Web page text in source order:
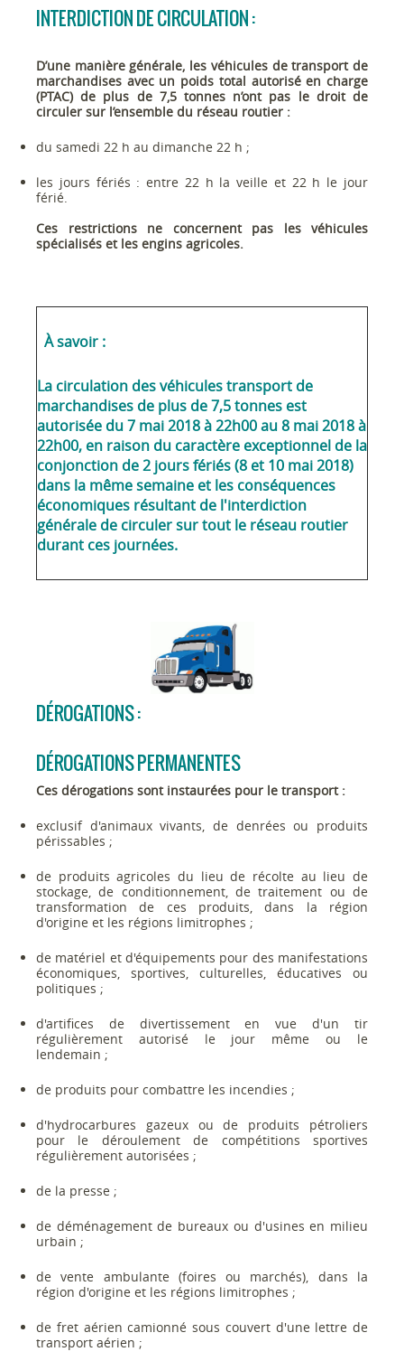
INTERDICTION DE CIRCULATION :
D’une manière générale, les véhicules de transport de
marchandises avec un poids total autorisé en charge
(PTAC) de plus de 7,5 tonnes n’ont pas le droit de
circuler sur l’ensemble du réseau routier :
du samedi 22 h au dimanche 22 h ;
les jours fériés : entre 22 h la veille et 22 h le jour
férié.
Ces restrictions ne concernent pas les véhicules
spécialisés et les engins agricoles.
À savoir :
La circulation des véhicules transport de
marchandises de plus de 7,5 tonnes est
autorisée du 7 mai 2018 à 22h00 au 8 mai 2018 à
22h00, en raison du caractère exceptionnel de la
conjonction de 2 jours fériés (8 et 10 mai 2018)
dans la même semaine et les conséquences
économiques résultant de l'interdiction
générale de circuler sur tout le réseau routier
durant ces journées.
DÉROGATIONS :
DÉROGATIONS PERMANENTES
Ces dérogations sont instaurées pour le transport :
exclusif d'animaux vivants, de denrées ou produits
périssables ;
de produits agricoles du lieu de récolte au lieu de
stockage, de conditionnement, de traitement ou de
transformation de ces produits, dans la région
d'origine et les régions limitrophes ;
de matériel et d'équipements pour des manifestations
économiques, sportives, culturelles, éducatives ou
politiques ;
d'artifices de divertissement en vue d'un tir
régulièrement autorisé le jour même ou le
lendemain ;
de produits pour combattre les incendies ;
d'hydrocarbures gazeux ou de produits pétroliers
pour le déroulement de compétitions sportives
régulièrement autorisées ;
de la presse ;
de déménagement de bureaux ou d'usines en milieu
urbain ;
de vente ambulante (foires ou marchés), dans la
région d'origine et les régions limitrophes ;
de fret aérien camionné sous couvert d'une lettre de
transport aérien ;